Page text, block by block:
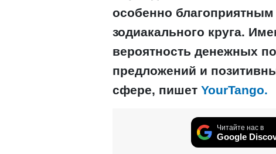
особенно благоприятным
зодиакального круга.
вероятность денежных
предложений и
сфере, пишет YourTango.
Читайте нас в
Google